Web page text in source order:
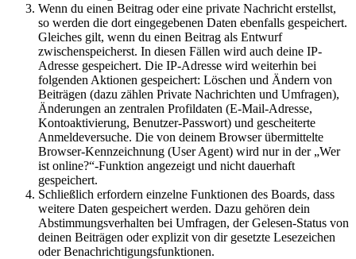
Wenn du einen Beitrag oder eine private Nachricht erstellst,
so werden die dort eingegebenen Daten ebenfalls gespeichert.
Gleiches gilt, wenn du einen Beitrag als Entwurf
zwischenspeicherst. In diesen Fällen wird auch deine IP-
Adresse gespeichert. Die IP-Adresse wird weiterhin bei
folgenden Aktionen gespeichert: Löschen und Ändern von
Beiträgen (dazu zählen Private Nachrichten und Umfragen),
Änderungen an zentralen Profildaten (E-Mail-Adresse,
Kontoaktivierung, Benutzer-Passwort) und gescheiterte
Anmeldeversuche. Die von deinem Browser übermittelte
Browser-Kennzeichnung (User Agent) wird nur in der „Wer
ist online?“-Funktion angezeigt und nicht dauerhaft
gespeichert.
Schließlich erfordern einzelne Funktionen des Boards, dass
weitere Daten gespeichert werden. Dazu gehören dein
Abstimmungsverhalten bei Umfragen, der Gelesen-Status von
deinen Beiträgen oder explizit von dir gesetzte Lesezeichen
oder Benachrichtigungsfunktionen.